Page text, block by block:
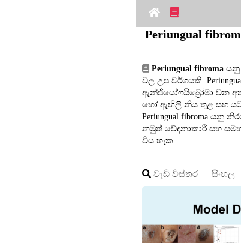
Periungual
Periungual fibroma යනු
වල උප වර්ගයකි.
ඇන්ජියෝෆයිබ්‍රෝමා වන
හෝ ඇඟිලි නිය තුළ සහ
Periungual fibroma යනු
නමුත් වේදනාකාරී සහ
විය හැක.
වැඩි විස්තර ― සිංහල